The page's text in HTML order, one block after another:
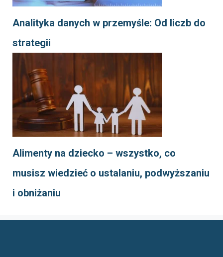
Analityka danych w przemyśle: Od liczb do
strategii
Alimenty na dziecko – wszystko, co
musisz wiedzieć o ustalaniu, podwyższaniu
i obniżaniu